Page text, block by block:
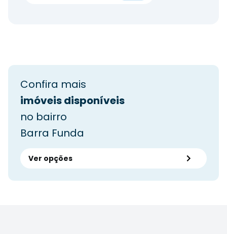
Confira mais
imóveis disponíveis
no bairro
Barra Funda
Ver opções